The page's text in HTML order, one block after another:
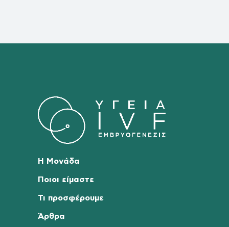
Η Μονάδα
Ποιοι είμαστε
Τι προσφέρουμε
Άρθρα